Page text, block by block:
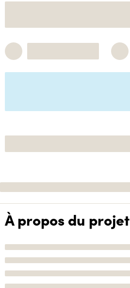
À propos du projet